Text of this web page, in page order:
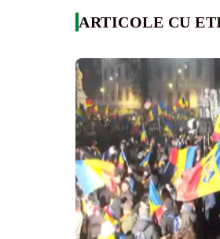
ARTICOLE CU